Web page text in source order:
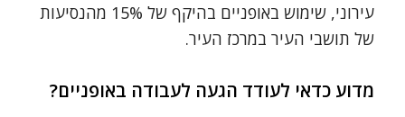
עירוני, שימוש באופניים בהיקף של 15% מהנסיעות
של תושבי העיר במרכז העיר.
מדוע כדאי לעודד הגעה לעבודה באופניים?